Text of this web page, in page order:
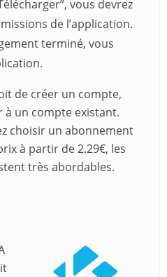
vous devrez
de l’application.
terminé, vous
de créer un compte,
à un compte existant.
choisir un abonnement
à partir de 2.29€, les
très abordables.